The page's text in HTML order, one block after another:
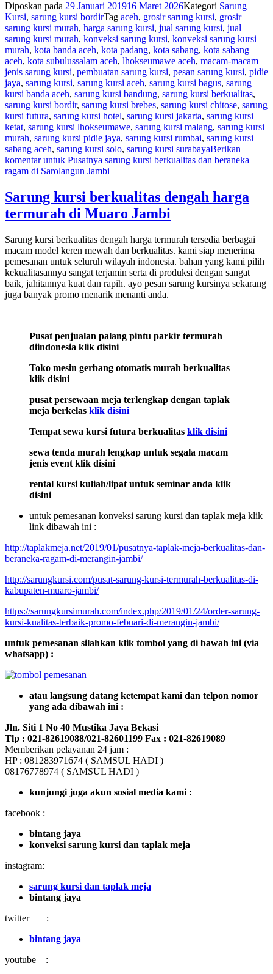
Diposkan pada 29 Januari 201916 Maret 2026Kategori Sarung
Kursi, sarung kursi bordirTag aceh, grosir sarung kursi, grosir
sarung kursi murah, harga sarung kursi, jual sarung kursi, jual
sarung kursi murah, konveksi sarung kursi, konveksi sarung kursi
murah, kota banda aceh, kota padang, kota sabang, kota sabang
aceh, kota subulussalam aceh, lhokseumawe aceh, macam-macam
jenis sarung kursi, pembuatan sarung kursi, pesan sarung kursi, pidie
jaya, sarung kursi, sarung kursi aceh, sarung kursi bagus, sarung
kursi banda aceh, sarung kursi bandung, sarung kursi berkualitas,
sarung kursi bordir, sarung kursi brebes, sarung kursi chitose, sarung
kursi futura, sarung kursi hotel, sarung kursi jakarta, sarung kursi
ketat, sarung kursi lhokseumawe, sarung kursi malang, sarung kursi
murah, sarung kursi pidie jaya, sarung kursi rumbai, sarung kursi
sabang aceh, sarung kursi solo, sarung kursi surabayaBerikan
komentaruntuk Pusatnya sarung kursi berkualitas dan beraneka
ragam di Sarolangun Jambi
Sarung kursi berkualitas dengah harga
termurah di Muaro Jambi
Sarung kursi berkualitas dengah harga termurah tersedia berbagai
macam model keren mewah dan berkualitas. kami siap menerima
pemesanan untuk seluruh wilayah indonesia. bahan yang kami pilih
kekualitasannya sangat terjamin serta di produksi dengan sangat
baik, jahitannya kuat dan rapih. ayo pesan sarung kursinya sekarang
juga banyak promo menarik menanti anda.
Pusat penjualan palang pintu parkir termurah
diindonesia klik disini
Toko mesin gerbang otomatis murah berkualitas
klik disini
pusat persewaan meja terlengkap dengan taplak
meja berkelas klik disini
Tempat sewa kursi futura berkualitas klik disini
sewa tenda murah lengkap untuk segala macam
jenis event klik disini
rental kursi kuliah/lipat untuk seminar anda klik
disini
untuk pemesanan konveksi sarung kursi dan taplak meja klik
link dibawah ini :
http://taplakmeja.net/2019/01/pusatnya-taplak-meja-berkualitas-dan-
beraneka-ragam-di-merangin-jambi/
http://sarungkursi.com/pusat-sarung-kursi-termurah-berkualitas-di-
kabupaten-muaro-jambi/
https://sarungkursimurah.com/index.php/2019/01/24/order-sarung-
kursi-kualitas-terbaik-promo-febuari-di-merangin-jambi/
untuk pemesanan silahkan klik tombol yang di bawah ini (via
whatsapp) :
atau langsung datang ketempat kami dan telpon nomor
yang ada dibawah ini :
Jln. Siti 1 No 40 Mustika Jaya Bekasi
Tlp : 021-82619088/021-82601199 Fax : 021-82619089
Memberikan pelayanan 24 jam :
HP : 081283971674 ( SAMSUL HADI )
08176778974 ( SAMSUL HADI )
kunjungi juga akun sosial media kami :
facebook :
bintang jaya
konveksi sarung kursi dan taplak meja
instagram:
sarung kursi dan taplak meja
bintang jaya
twitter :
bintang jaya
youtube :